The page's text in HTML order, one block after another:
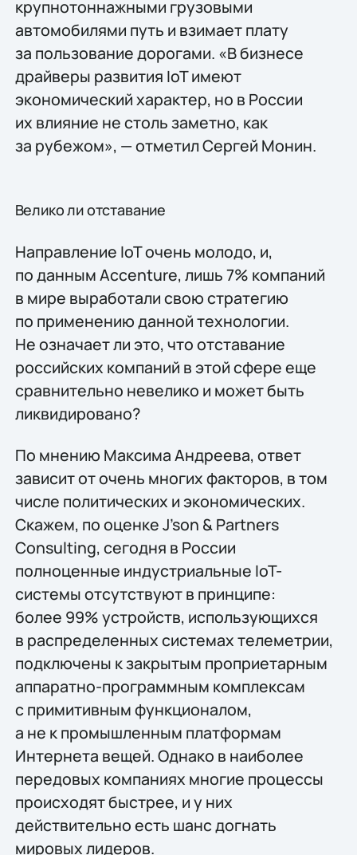
крупнотоннажными грузовыми
автомобилями путь и взимает плату
за пользование дорогами. «В бизнесе
драйверы развития IoT имеют
экономический характер, но в России
их влияние не столь заметно, как
за рубежом», — отметил Сергей Монин.
Велико ли отставание
Направление IoT очень молодо, и,
по данным Accenture, лишь 7% компаний
в мире выработали свою стратегию
по применению данной технологии.
Не означает ли это, что отставание
российских компаний в этой сфере еще
сравнительно невелико и может быть
ликвидировано?
По мнению Максима Андреева, ответ
зависит от очень многих факторов, в том
числе политических и экономических.
Скажем, по оценке J’son & Partners
Consulting, сегодня в России
полноценные индустриальные IoT-
системы отсутствуют в принципе:
более 99% устройств, использующихся
в распределенных системах телеметрии,
подключены к закрытым проприетарным
аппаратно-программным комплексам
с примитивным функционалом,
а не к промышленным платформам
Интернета вещей. Однако в наиболее
передовых компаниях многие процессы
происходят быстрее, и у них
действительно есть шанс догнать
мировых лидеров.